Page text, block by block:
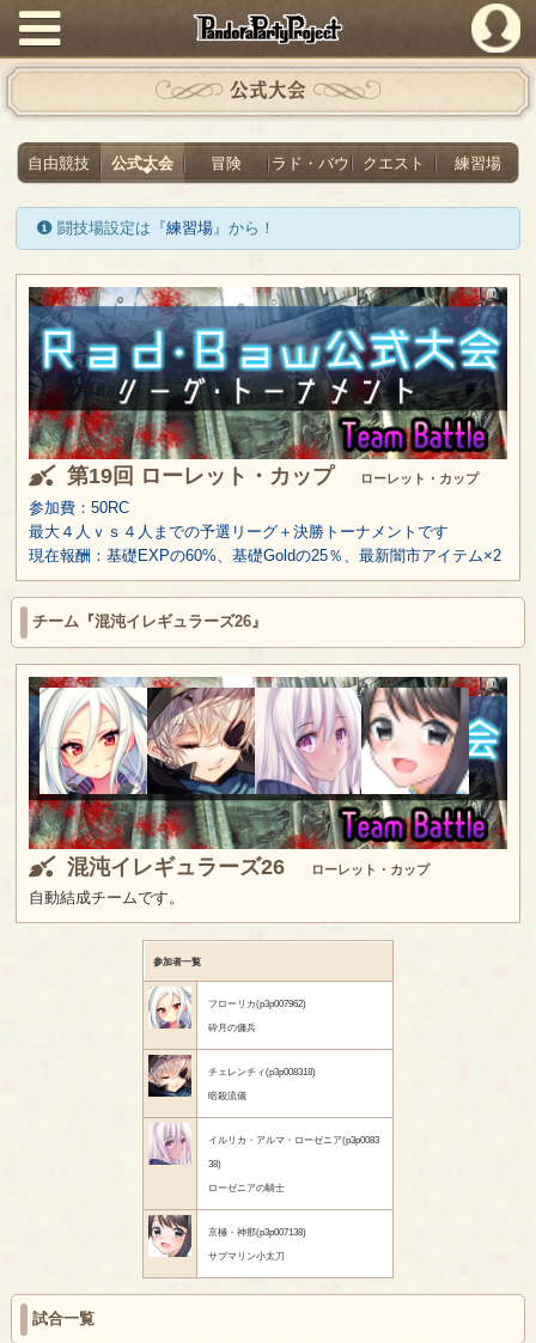
PandoraPartyProject
公式大会
自由競技 公式大会 冒険 ラド・バウ クエスト 練習場
闘技場設定は『練習場』から！
第19回 ローレット・カップ ローレット・カップ
参加費：50RC
最大４人ｖｓ４人までの予選リーグ＋決勝トーナメントです
現在報酬：基礎EXPの60%、基礎Goldの25％、最新闇市アイテム×2
チーム『混沌イレギュラーズ26』
混沌イレギュラーズ26 ローレット・カップ
自動結成チームです。
参加者一覧
フローリカ(p3p007962)
砕月の傭兵
チェレンチィ(p3p008318)
暗殺流儀
イルリカ・アルマ・ローゼニア(p3p0083
38)
ローゼニアの騎士
京極・神那(p3p007138)
サブマリン小太刀
試合一覧